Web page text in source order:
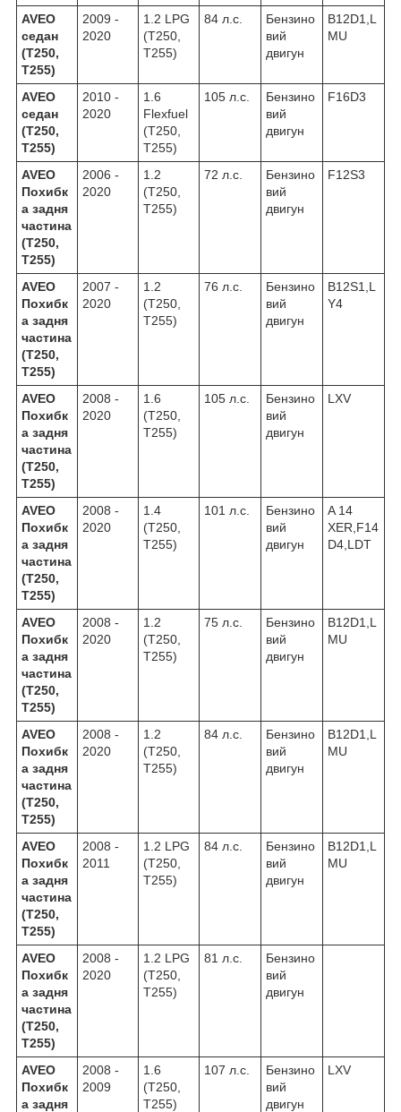
AVEO
седан
(T250,
T255)
2009 -
2020
1.2 LPG
(T250,
T255)
84 л.с.
Бензино
вий
двигун
B12D1,L
MU
AVEO
седан
(T250,
T255)
2010 -
2020
1.6
Flexfuel
(T250,
T255)
105 л.с.
Бензино
вий
двигун
F16D3
AVEO
Похибк
а задня
частина
(T250,
T255)
2006 -
2020
1.2
(T250,
T255)
72 л.с.
Бензино
вий
двигун
F12S3
AVEO
Похибк
а задня
частина
(T250,
T255)
2007 -
2020
1.2
(T250,
T255)
76 л.с.
Бензино
вий
двигун
B12S1,L
Y4
AVEO
Похибк
а задня
частина
(T250,
T255)
2008 -
2020
1.6
(T250,
T255)
105 л.с.
Бензино
вий
двигун
LXV
AVEO
Похибк
а задня
частина
(T250,
T255)
2008 -
2020
1.4
(T250,
T255)
101 л.с.
Бензино
вий
двигун
A 14
XER,F14
D4,LDT
AVEO
Похибк
а задня
частина
(T250,
T255)
2008 -
2020
1.2
(T250,
T255)
75 л.с.
Бензино
вий
двигун
B12D1,L
MU
AVEO
Похибк
а задня
частина
(T250,
T255)
2008 -
2020
1.2
(T250,
T255)
84 л.с.
Бензино
вий
двигун
B12D1,L
MU
AVEO
Похибк
а задня
частина
(T250,
T255)
2008 -
2011
1.2 LPG
(T250,
T255)
84 л.с.
Бензино
вий
двигун
B12D1,L
MU
AVEO
Похибк
а задня
частина
(T250,
T255)
2008 -
2020
1.2 LPG
(T250,
T255)
81 л.с.
Бензино
вий
двигун
AVEO
Похибк
а задня
2008 -
2009
1.6
(T250,
T255)
107 л.с.
Бензино
вий
двигун
LXV